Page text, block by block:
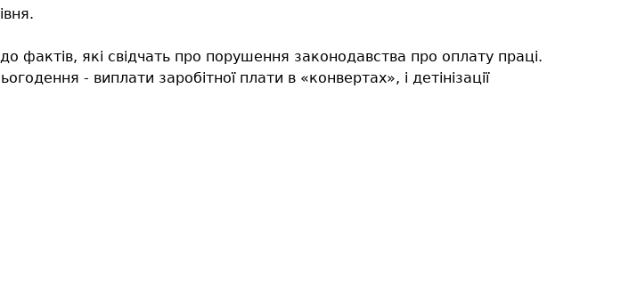
фактів, які свідчать про порушення законодавства про оплату праці.
- виплати заробітної плати в «конвертах», і детінізації